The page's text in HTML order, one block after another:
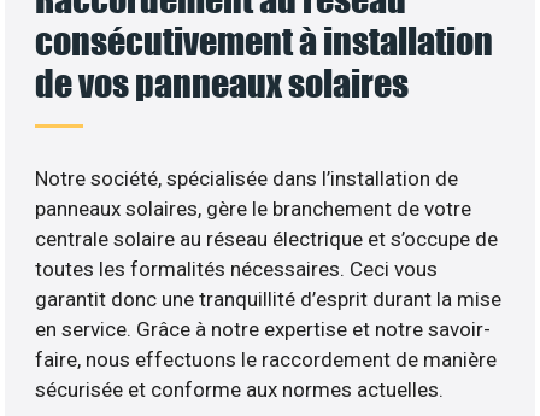
consécutivement à installation
de vos panneaux solaires
Notre société, spécialisée dans l’installation de
panneaux solaires, gère le branchement de votre
centrale solaire au réseau électrique et s’occupe de
toutes les formalités nécessaires. Ceci vous
garantit donc une tranquillité d’esprit durant la mise
en service. Grâce à notre expertise et notre savoir-
faire, nous effectuons le raccordement de manière
sécurisée et conforme aux normes actuelles.